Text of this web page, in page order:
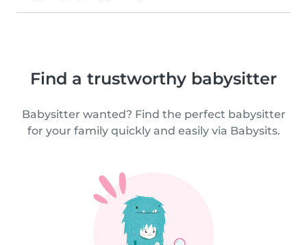
Find a trustworthy babysitter
Babysitter wanted? Find the perfect babysitter
for your family quickly and easily via Babysits.